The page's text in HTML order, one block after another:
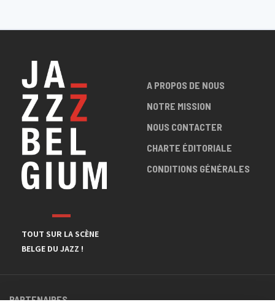
TOUT SUR LA SCÈNE
BELGE DU JAZZ !
A PROPOS DE NOUS
NOTRE MISSION
NOUS CONTACTER
CHARTE ÉDITORIALE
CONDITIONS GÉNÉRALES
PARTENAIRES